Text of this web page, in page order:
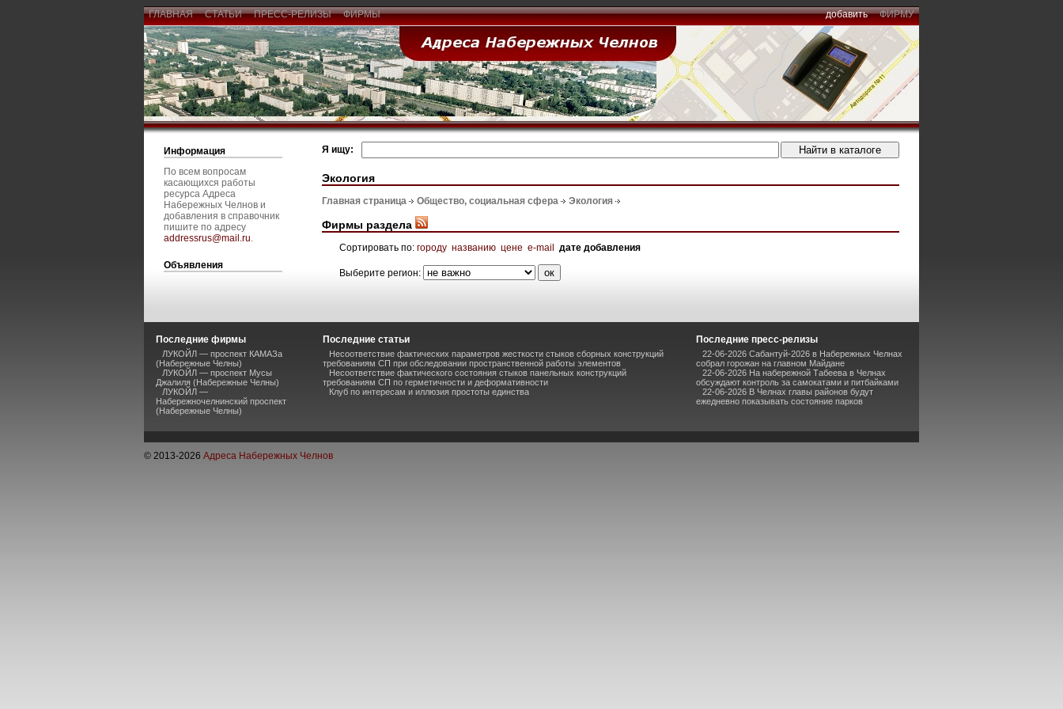
ГЛАВНАЯ СТАТЬИ ПРЕСС-РЕЛИЗЫ ФИРМЫ добавить ФИРМУ
Информация
По всем вопросам
касающихся работы
ресурса Адреса
Набережных Челнов и
добавления в справочник
пишите по адресу
addressrus@mail.ru.
Объявления
Я ищу:
Экология
Главная страница Общество, социальная сфера Экология
Фирмы раздела
Сортировать по: городу названию цене e-mail дате добавления
Выберите регион:
Последние фирмы
ЛУКОЙЛ — проспект КАМАЗа
(Набережные Челны)
ЛУКОЙЛ — проспект Мусы
Джалиля (Набережные Челны)
ЛУКОЙЛ —
Набережночелнинский проспект
(Набережные Челны)
Последние статьи
Несоответствие фактических параметров жесткости стыков сборных конструкций
требованиям СП при обследовании пространственной работы элементов
Несоответствие фактического состояния стыков панельных конструкций
требованиям СП по герметичности и деформативности
Клуб по интересам и иллюзия простоты единства
Последние пресс-релизы
22-06-2026 Сабантуй-2026 в Набережных Челнах
собрал горожан на главном Майдане
22-06-2026 На набережной Табеева в Челнах
обсуждают контроль за самокатами и питбайками
22-06-2026 В Челнах главы районов будут
ежедневно показывать состояние парков
© 2013-2026 Адреса Набережных Челнов